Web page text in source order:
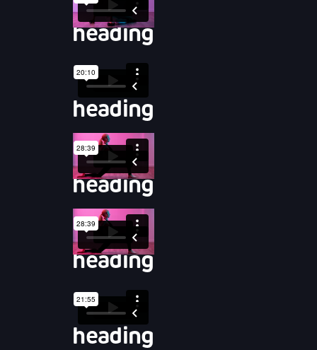
heading
heading
heading
heading
heading